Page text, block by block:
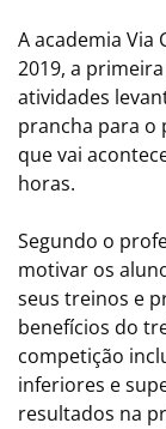
A academia Via
2019, a
atividades
prancha para o
que vai
horas.
Segundo o
motivar os
seus treinos e
benefícios do
competição
inferiores e
resultados na